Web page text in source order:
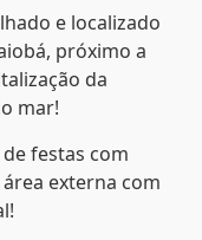
e localizado
próximo a
da
mar!
festas com
externa com